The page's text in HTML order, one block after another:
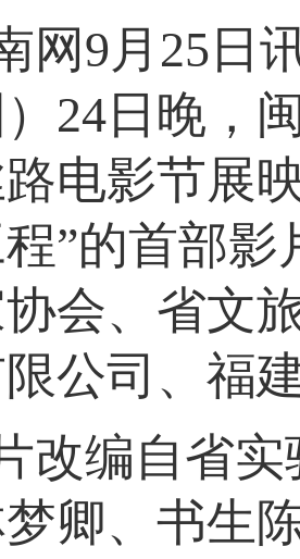
网9月25
24日晚，
电影节展
”的首部
会、省文
公司、福
改编自省
卿、书生